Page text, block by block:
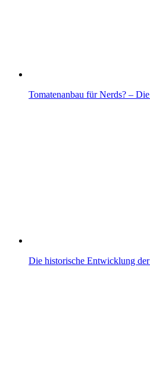
Tomatenanbau für Nerds? –
Die historische Entwicklung